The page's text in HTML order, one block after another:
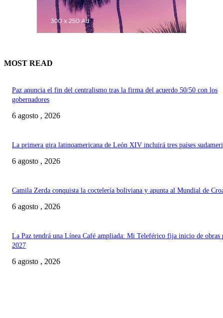
MOST READ
Paz anuncia el fin del centralismo tras la firma del acuerdo 50/50 con los
gobernadores
6 agosto , 2026
La primera gira latinoamericana de León XIV incluirá tres países
6 agosto , 2026
Camila Zerda conquista la coctelería boliviana y apunta al Mundial de
6 agosto , 2026
La Paz tendrá una Línea Café ampliada: Mi Teleférico fija inicio de obras
2027
6 agosto , 2026